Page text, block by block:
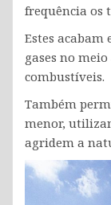
frequência os
Estes
gases no
combustíveis.
Também
menor,
agridem a